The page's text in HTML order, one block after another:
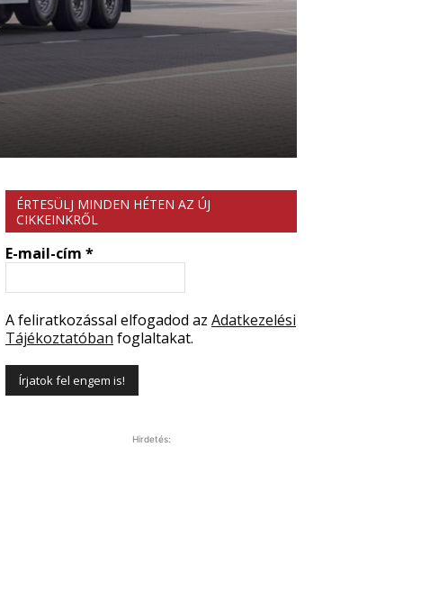
ÉRTESÜLJ MINDEN HÉTEN AZ ÚJ
CIKKEINKRŐL
E-mail-cím *
A feliratkozással elfogadod az Adatkezelési
Tájékoztatóban foglaltakat.
Hirdetés: